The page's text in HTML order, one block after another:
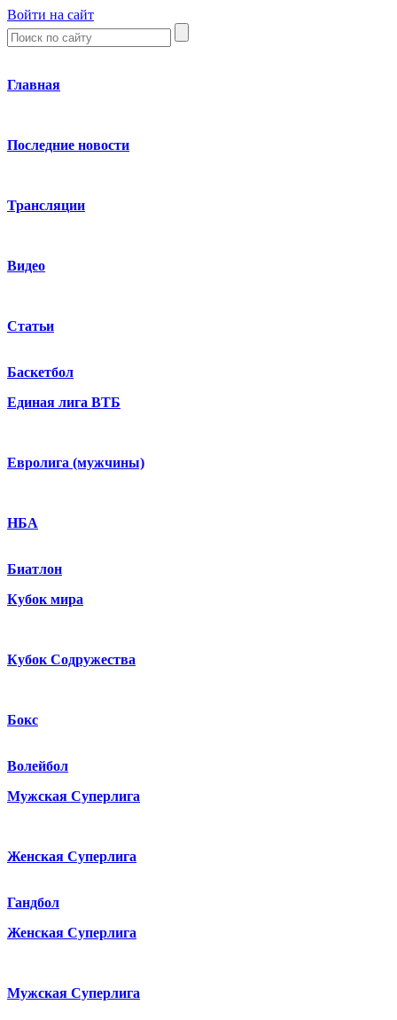
Войти на сайт
Главная
Последние новости
Трансляции
Видео
Статьи
Баскетбол
Единая лига ВТБ
Евролига (мужчины)
НБА
Биатлон
Кубок мира
Кубок Содружества
Бокс
Волейбол
Мужская Суперлига
Женская Суперлига
Гандбол
Женская Суперлига
Мужская Суперлига